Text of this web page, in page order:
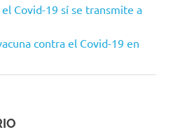
Covid-19 sí se transmite a
contra el Covid-19 en